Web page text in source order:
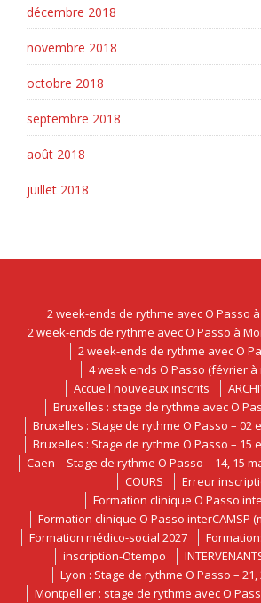
décembre 2018
novembre 2018
octobre 2018
septembre 2018
août 2018
juillet 2018
2 week-ends de rythme avec O Passo
2 week-ends de rythme avec O Passo à
2 week-ends de rythme avec O
4 week ends O Passo (février à
Accueil nouveaux inscrits
Bruxelles : stage de rythme avec O
Bruxelles : Stage de rythme O Passo – 02
Bruxelles : Stage de rythme O Passo – 15
Caen – Stage de rythme O Passo – 14, 15
COURS
Erreur
Formation clinique O Passo
Formation clinique O Passo interCAMSP
Formation médico-social 2027
inscription-Otempo
Lyon : Stage de rythme O Passo –
Montpellier : stage de rythme avec O